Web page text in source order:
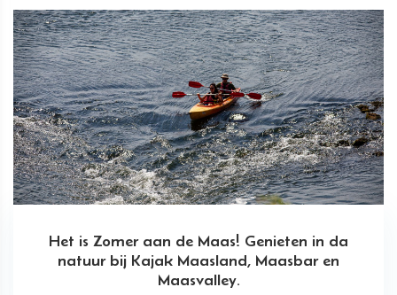
Het is Zomer aan de Maas! Genieten in da
natuur bij Kajak Maasland, Maasbar en
Maasvalley.